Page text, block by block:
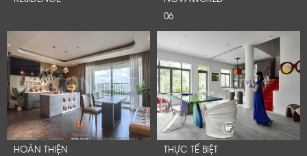
06
HOÀN THIỆN
THỰC TẾ BIỆT